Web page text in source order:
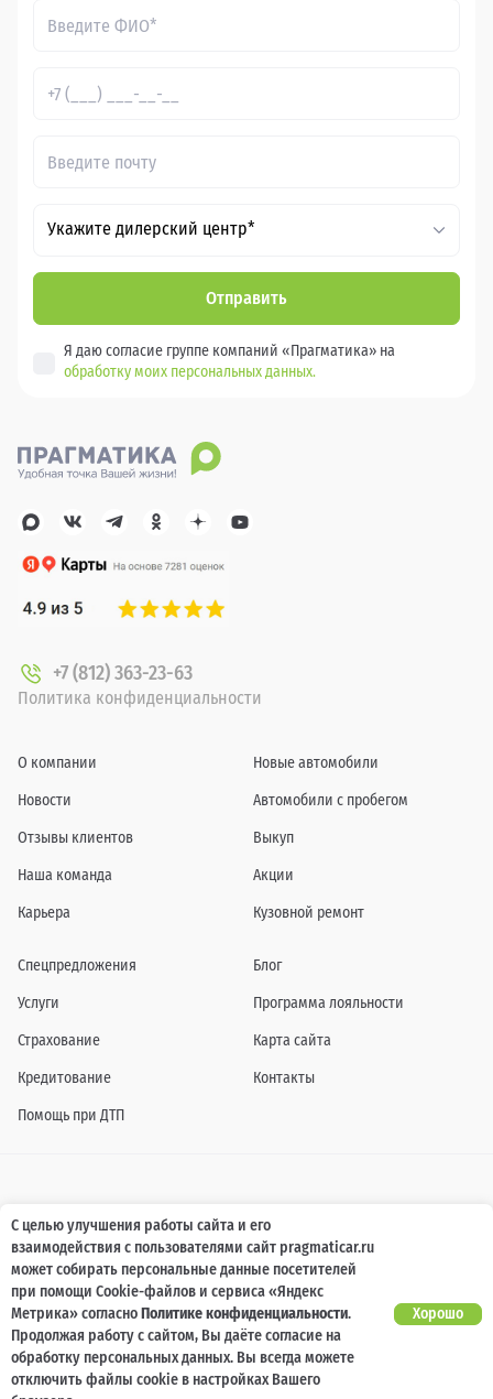
Укажите дилерский центр*
Отправить
Я даю согласие группе компаний «Прагматика» на
обработку моих персональных данных.
+7 (812) 363-23-63
Политика конфиденциальности
О компании
Новости
Отзывы клиентов
Наша команда
Карьера
Новые автомобили
Автомобили с пробегом
Выкуп
Акции
Кузовной ремонт
Спецпредложения
Услуги
Страхование
Кредитование
Помощь при ДТП
Блог
Программа лояльности
Карта сайта
Контакты
Информация о технических характеристиках, составе комплектаций, цветовой
гамме и стоимости автомобилей, а также действующих акциях, сроках и условиях
их проведения, указанных на сайте www.pragmaticar.ru, носит информационный
характер и ни при каких условиях не является публичной офертой,
определяемой положениями пунктом 2 статьи 437 Гражданского кодекса
Российской Федерации. Для получения подробной информации обращайтесь к
специалистам нашей компании.
© ПРАГМАТИКА, 2026
С целью улучшения работы сайта и его
взаимодействия с пользователями сайт pragmaticar.ru
может собирать персональные данные посетителей
при помощи Cookie-файлов и сервиса «Яндекс
Метрика» согласноПолитике конфиденциальности.
Продолжая работу с сайтом, Вы даёте согласие на
обработку персональных данных. Вы всегда можете
отключить файлы cookie в настройках Вашего
Хорошо